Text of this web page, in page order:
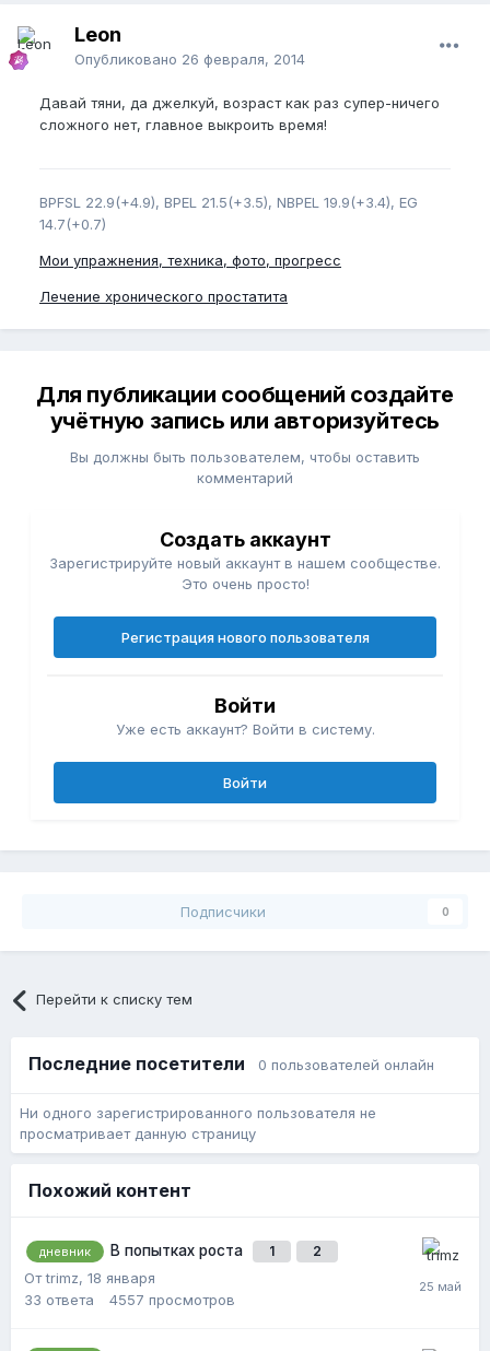
Leon
Опубликовано 26 февраля, 2014
Давай тяни, да джелкуй, возраст как раз супер-ничего
сложного нет, главное выкроить время!
BPFSL 22.9(+4.9), BPEL 21.5(+3.5), NBPEL 19.9(+3.4), EG
14.7(+0.7)
Мои упражнения, техника, фото, прогресс
Лечение хронического простатита
Для публикации сообщений создайте
учётную запись или авторизуйтесь
Вы должны быть пользователем, чтобы оставить
комментарий
Создать аккаунт
Зарегистрируйте новый аккаунт в нашем сообществе.
Это очень просто!
Регистрация нового пользователя
Войти
Уже есть аккаунт? Войти в систему.
Войти
Подписчики 0
Перейти к списку тем
Последние посетители 0 пользователей онлайн
Ни одного зарегистрированного пользователя не
просматривает данную страницу
Похожий контент
дневник В попытках роста 1 2
От trimz, 18 января
33 ответа 4557 просмотров